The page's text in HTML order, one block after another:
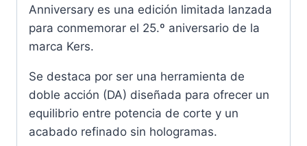
Anniversary es una edición limitada lanzada
para conmemorar el 25.º aniversario de la
marca Kers.
Se destaca por ser una herramienta de
doble acción (DA) diseñada para ofrecer un
equilibrio entre potencia de corte y un
acabado refinado sin hologramas.